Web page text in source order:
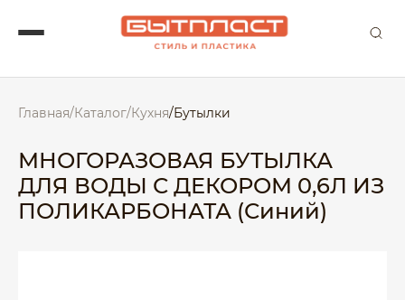
Главная/Каталог/Кухня/Бутылки
МНОГОРАЗОВАЯ БУТЫЛКА
ДЛЯ ВОДЫ С ДЕКОРОМ 0,6Л ИЗ
ПОЛИКАРБОНАТА (Синий)